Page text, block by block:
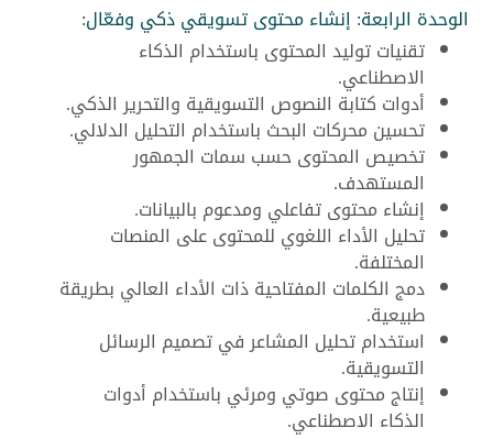
الوحدة الرابعة: إنشاء محتوى تسويقي ذكي وفعّال:
تقنيات توليد المحتوى باستخدام الذكاء
الاصطناعي.
أدوات كتابة النصوص التسويقية والتحرير الذكي.
تحسين محركات البحث باستخدام التحليل الدلالي.
تخصيص المحتوى حسب سمات الجمهور
المستهدف.
إنشاء محتوى تفاعلي ومدعوم بالبيانات.
تحليل الأداء اللغوي للمحتوى على المنصات
المختلفة.
دمج الكلمات المفتاحية ذات الأداء العالي بطريقة
طبيعية.
استخدام تحليل المشاعر في تصميم الرسائل
التسويقية.
إنتاج محتوى صوتي ومرئي باستخدام أدوات
الذكاء الاصطناعي.